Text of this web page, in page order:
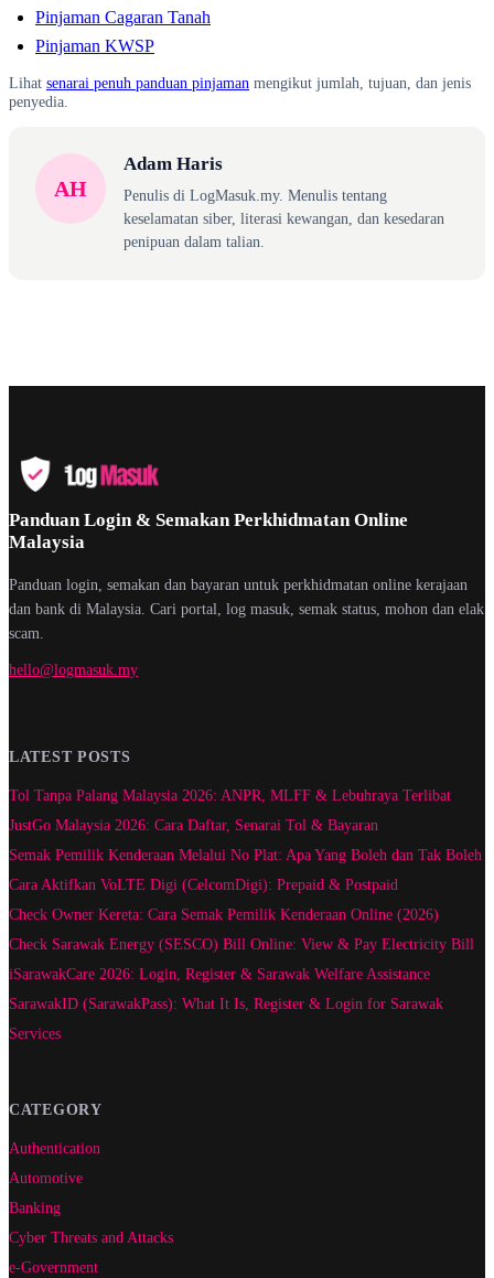
Pinjaman Cagaran Tanah
Pinjaman KWSP
Lihat senarai penuh panduan pinjaman mengikut jumlah, tujuan, dan jenis
penyedia.
AH
Adam Haris
Penulis di LogMasuk.my. Menulis tentang
keselamatan siber, literasi kewangan, dan kesedaran
penipuan dalam talian.
Panduan Login & Semakan Perkhidmatan Online
Malaysia
Panduan login, semakan dan bayaran untuk perkhidmatan online kerajaan
dan bank di Malaysia. Cari portal, log masuk, semak status, mohon dan elak
scam.
hello@logmasuk.my
LATEST POSTS
Tol Tanpa Palang Malaysia 2026: ANPR, MLFF & Lebuhraya Terlibat
JustGo Malaysia 2026: Cara Daftar, Senarai Tol & Bayaran
Semak Pemilik Kenderaan Melalui No Plat: Apa Yang Boleh dan Tak Boleh
Cara Aktifkan VoLTE Digi (CelcomDigi): Prepaid & Postpaid
Check Owner Kereta: Cara Semak Pemilik Kenderaan Online (2026)
Check Sarawak Energy (SESCO) Bill Online: View & Pay Electricity Bill
iSarawakCare 2026: Login, Register & Sarawak Welfare Assistance
SarawakID (SarawakPass): What It Is, Register & Login for Sarawak
Services
CATEGORY
Authentication
Automotive
Banking
Cyber Threats and Attacks
e-Government